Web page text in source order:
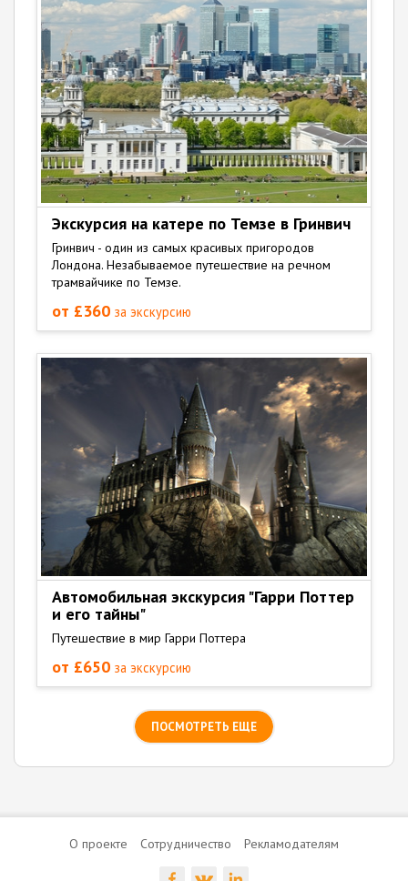
Экскурсия на катере по Темзе в Гринвич
Гринвич - один из самых красивых пригородов
Лондона. Незабываемое путешествие на речном
трамвайчике по Темзе.
от £360 за экскурсию
Автомобильная экскурсия "Гарри Поттер
и его тайны"
Путешествие в мир Гарри Поттера
от £650 за экскурсию
ПОСМОТРЕТЬ ЕЩЕ
О проекте Сотрудничество Рекламодателям